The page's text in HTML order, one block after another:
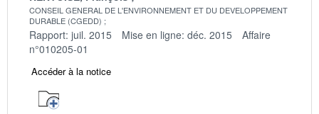
CONSEIL GENERAL DE L'ENVIRONNEMENT ET DU DEVELOPPEMENT
DURABLE (CGEDD)
Rapport: juil. 2015 Mise en ligne: déc. 2015
Affaire
n°010205-01
Accéder à la notice